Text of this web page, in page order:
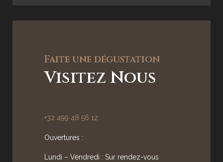
Faite une dégustation
Visitez Nous
+32 499 48 56 12
Ouvertures :
Lundi – Vendredi : Sur rendez-vous